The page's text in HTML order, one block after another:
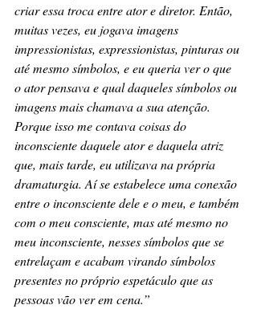
criar essa troca entre ator e diretor. Então,
muitas vezes, eu jogava imagens
impressionistas, expressionistas, pinturas ou
até mesmo símbolos, e eu queria ver o que
o ator pensava e qual daqueles símbolos ou
imagens mais chamava a sua atenção.
Porque isso me contava coisas do
inconsciente daquele ator e daquela atriz
que, mais tarde, eu utilizava na própria
dramaturgia. Aí se estabelece uma conexão
entre o inconsciente dele e o meu, e também
com o meu consciente, mas até mesmo no
meu inconsciente, nesses símbolos que se
entrelaçam e acabam virando símbolos
presentes no próprio espetáculo que as
pessoas vão ver em cena.”